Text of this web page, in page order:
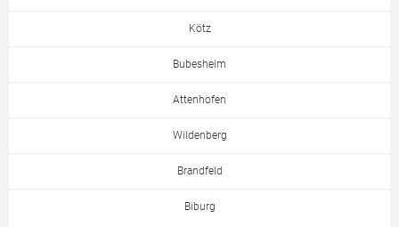
Kötz
Bubesheim
Attenhofen
Wildenberg
Brandfeld
Biburg